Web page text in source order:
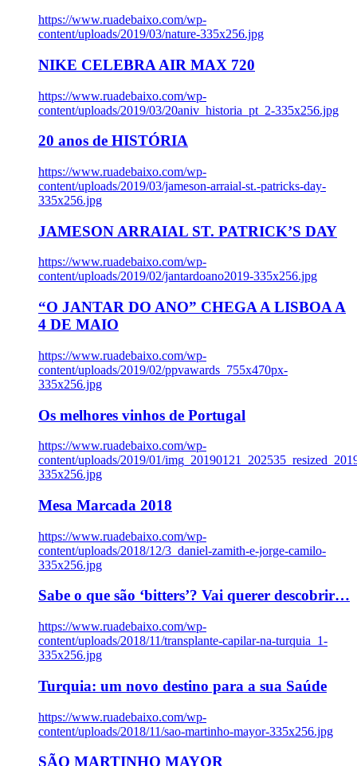
https://www.ruadebaixo.com/wp-
content/uploads/2019/03/nature-335x256.jpg
NIKE CELEBRA AIR MAX 720
https://www.ruadebaixo.com/wp-
content/uploads/2019/03/20aniv_historia_pt_2-335x256.jpg
20 anos de HISTÓRIA
https://www.ruadebaixo.com/wp-
content/uploads/2019/03/jameson-arraial-st.-patricks-day-
335x256.jpg
JAMESON ARRAIAL ST. PATRICK’S DAY
https://www.ruadebaixo.com/wp-
content/uploads/2019/02/jantardoano2019-335x256.jpg
“O JANTAR DO ANO” CHEGA A LISBOA A
4 DE MAIO
https://www.ruadebaixo.com/wp-
content/uploads/2019/02/ppvawards_755x470px-
335x256.jpg
Os melhores vinhos de Portugal
https://www.ruadebaixo.com/wp-
content/uploads/2019/01/
335x256.jpg
Mesa Marcada 2018
https://www.ruadebaixo.com/wp-
content/uploads/2018/12/3_daniel-zamith-e-jorge-camilo-
335x256.jpg
Sabe o que são ‘bitters’? Vai querer descobrir…
https://www.ruadebaixo.com/wp-
content/uploads/2018/11/transplante-capilar-na-turquia_1-
335x256.jpg
Turquia: um novo destino para a sua Saúde
https://www.ruadebaixo.com/wp-
content/uploads/2018/11/sao-martinho-mayor-335x256.jpg
SÃO MARTINHO MAYOR